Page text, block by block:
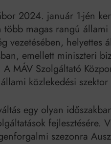
2024. január 1-jén
több magas rangú
vezetésében,
emellett miniszteri
MÁV Szolgáltató
közlekedési
egy olyan
fejlesztésére.
szezonra